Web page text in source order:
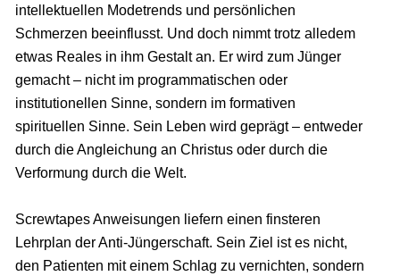
intellektuellen Modetrends und persönlichen
Schmerzen beeinflusst. Und doch nimmt trotz alledem
etwas Reales in ihm Gestalt an. Er wird zum Jünger
gemacht – nicht im programmatischen oder
institutionellen Sinne, sondern im formativen
spirituellen Sinne. Sein Leben wird geprägt – entweder
durch die Angleichung an Christus oder durch die
Verformung durch die Welt.
Screwtapes Anweisungen liefern einen finsteren
Lehrplan der Anti-Jüngerschaft. Sein Ziel ist es nicht,
den Patienten mit einem Schlag zu vernichten, sondern